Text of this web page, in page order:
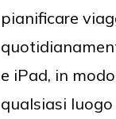
pianificare
e iPad, in
qualsiasi